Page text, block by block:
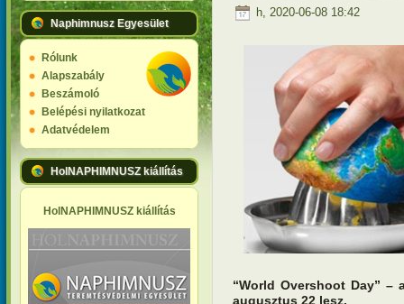
Naphimnusz Egyesület
Rólunk
Alapszabály
Beszámoló
Belépési nyilatkozat
Adatvédelem
HolNAPHIMNUSZ kiállítás
HolNAPHIMNUSZ kiállítás
h, 2020-06-08 18:42
“World Overshoot Day” –
augusztus 22 lesz.